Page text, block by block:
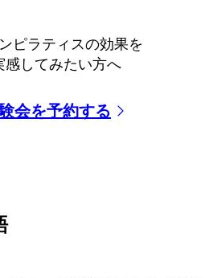
ピラティスの効果を
感してみたい方へ
会を予約する